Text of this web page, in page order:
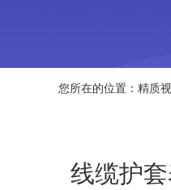
您所在的位置： 精质
线缆护